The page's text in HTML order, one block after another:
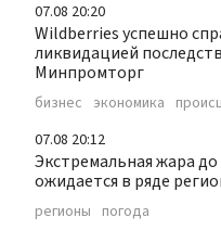
07.08 20:20
Wildberries успешно
ликвидацией
Минпромторг
бизнес экономика
07.08 20:12
Экстремальная жара до
ожидается в ряде
регионы погода